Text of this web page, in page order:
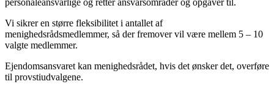
personaleansvarlige og retter ansvarsområder og opgaver til.
Vi sikrer en større fleksibilitet i antallet af
menighedsrådsmedlemmer, så der fremover vil være mellem 5 – 10
valgte medlemmer.
Ejendomsansvaret kan menighedsrådet, hvis det ønsker det, overføre
til provstiudvalgene.